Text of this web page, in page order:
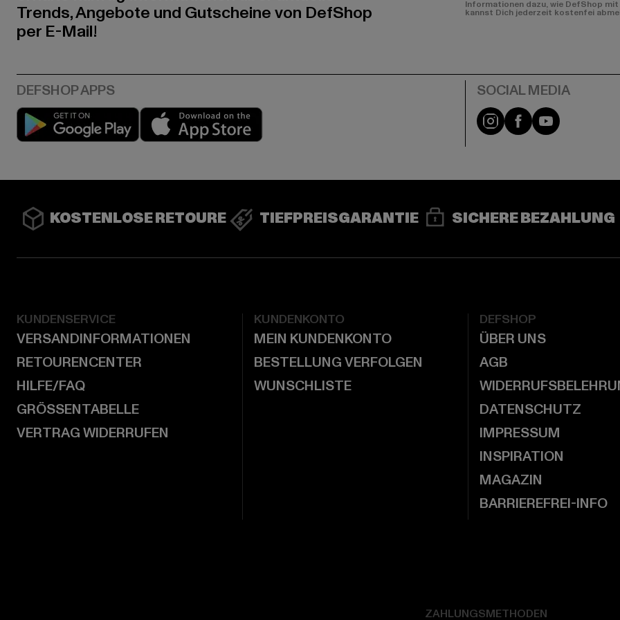
Trends, Angebote und Gutscheine von DefShop
per E-Mail!
Informationen dazu, wie DefShop
kannst Dich jederzeit kostenfei
Play market Instagram
FacebookYouTube
KOSTENLOSE RETOURE TIEFPREISGARANTIE SICHERE BEZAHLUNG
KUNDENSERVICE
VERSANDINFORMATIONEN
RETOURENCENTER
HILFE/FAQ
GRÖSSENTABELLE
VERTRAG WIDERRUFEN
KUNDENKONTO
MEIN KUNDENKONTO
BESTELLUNG VERFOLGEN
WUNSCHLISTE
DEFSHOP
ÜBER UNS
AGB
DATENSCHUTZ
IMPRESSUM
INSPIRATION
MAGAZIN
BARRIEREFREI-INFO
ZAHLUNGSMETHODEN